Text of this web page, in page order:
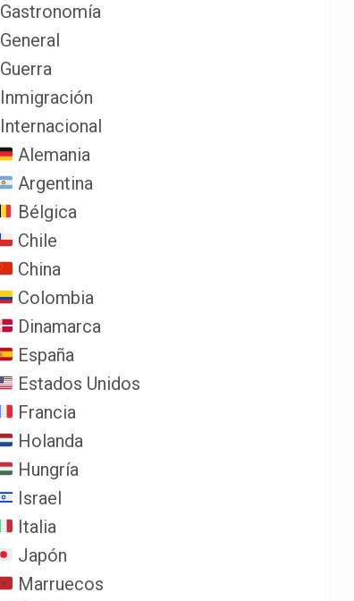
Gastronomía
General
Guerra
Inmigración
Internacional
Alemania
Argentina
Bélgica
Chile
China
Colombia
Dinamarca
España
Estados Unidos
Francia
Holanda
Hungría
Israel
Italia
Japón
Marruecos